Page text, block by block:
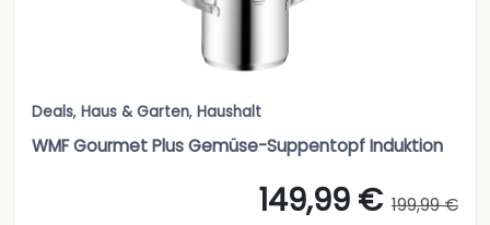
Deals, Haus & Garten, Haushalt
WMF Gourmet Plus Gemüse-Suppentopf Induktion
149,99 € 199,99 €